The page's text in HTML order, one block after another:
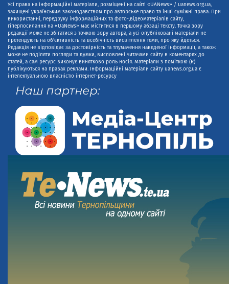
Усі права на інформаційні матеріали, розміщені на сайті «UANews» / uanews.org.ua,
захищені українським законодавством про авторське право та інші суміжні права. При
використанні, передруку інформаційних та фото-,відеоматеріалів сайту,
гіперпосилання на «UaNews» має міститися в першому абзаці тексту. Точка зору
редакції може не збігатися з точкою зору автора, а усі опубліковані матеріали не
претендують на об'єктивність та всебічність висвітлення теми, про яку йдеться.
Редакція не відповідає за достовірність та тлумачення наведеної інформації, а також
може не поділяти погляди та думки, висловлені читачами сайту в коментарях до
статей, а сам ресурс виконує винятково роль носія. Матеріали з поміткою (R)
публікуються на правах реклами. Інформаційні матеріали сайту uanews.org.ua є
інтелектуальною власністю інтернет-ресурсу